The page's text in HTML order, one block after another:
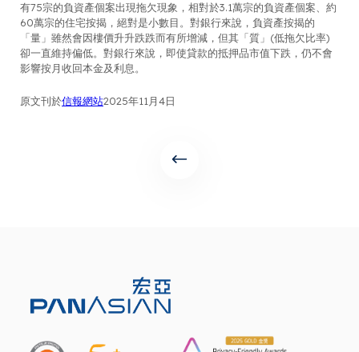
有75宗的負資產個案出現拖欠現象，相對於3.1萬宗的負資產個案、約
60萬宗的住宅按揭，絕對是小數目。對銀行來說，負資產按揭的
「量」雖然會因樓價升升跌跌而有所增減，但其「質」(低拖欠比率)
卻一直維持偏低。對銀行來說，即使貸款的抵押品市值下跌，仍不會
影響按月收回本金及利息。
原文刊於信報網站2025年11月4日